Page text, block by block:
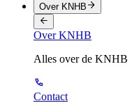
Over KNHB
Over KNHB
Alles over de KNHB
Contact